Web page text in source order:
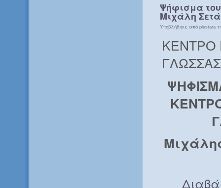
Ψήφισμα
Μιχάλη
Υποβλήθηκε από plastara
ΚΕΝΤΡΟ
ΓΛΩΣΣΑΣ